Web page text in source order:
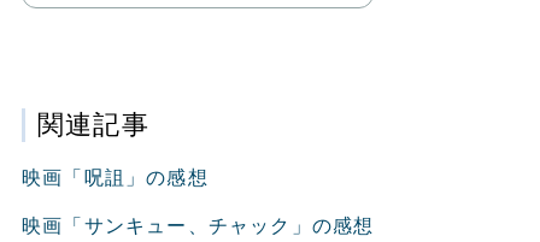
関連記事
映画「呪詛」の感想
映画「サンキュー、チャック」の感想